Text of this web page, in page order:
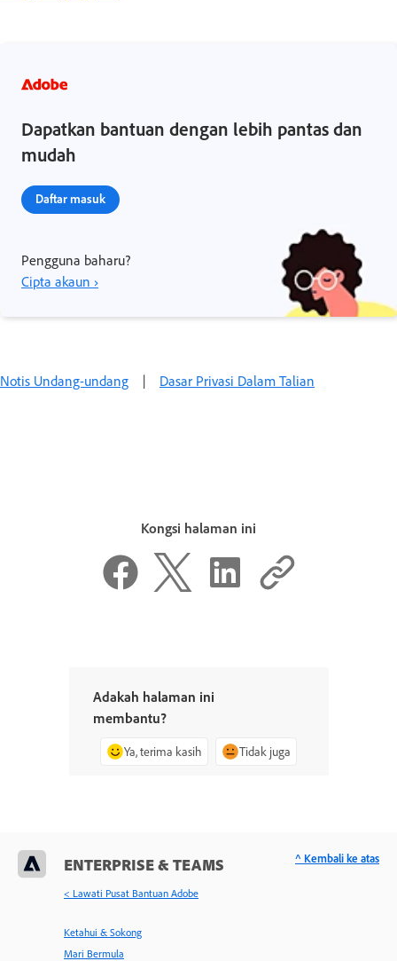
Dapatkan bantuan dengan lebih pantas dan
mudah
Daftar masuk
Pengguna baharu?
Cipta akaun ›
Notis Undang-undang‌ | Dasar Privasi Dalam Talian
Kongsi halaman ini
Adakah halaman ini
membantu?
Ya, terima kasih Tidak juga
ENTERPRISE & TEAMS
< Lawati Pusat Bantuan Adobe
Ketahui & Sokong
Mari Bermula
^ Kembali ke atas